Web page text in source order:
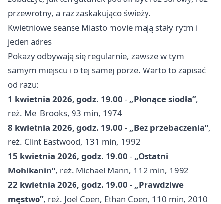
przewrotny, a raz zaskakująco świeży.
Kwietniowe seanse Miasto movie mają stały rytm i
jeden adres
Pokazy odbywają się regularnie, zawsze w tym
samym miejscu i o tej samej porze. Warto to zapisać
od razu:
1 kwietnia 2026, godz. 19.00 - „Płonące siodła”,
reż. Mel Brooks, 93 min, 1974
8 kwietnia 2026, godz. 19.00 - „Bez przebaczenia”,
reż. Clint Eastwood, 131 min, 1992
15 kwietnia 2026, godz. 19.00 - „Ostatni
Mohikanin”, reż. Michael Mann, 112 min, 1992
22 kwietnia 2026, godz. 19.00 - „Prawdziwe
męstwo”, reż. Joel Coen, Ethan Coen, 110 min, 2010